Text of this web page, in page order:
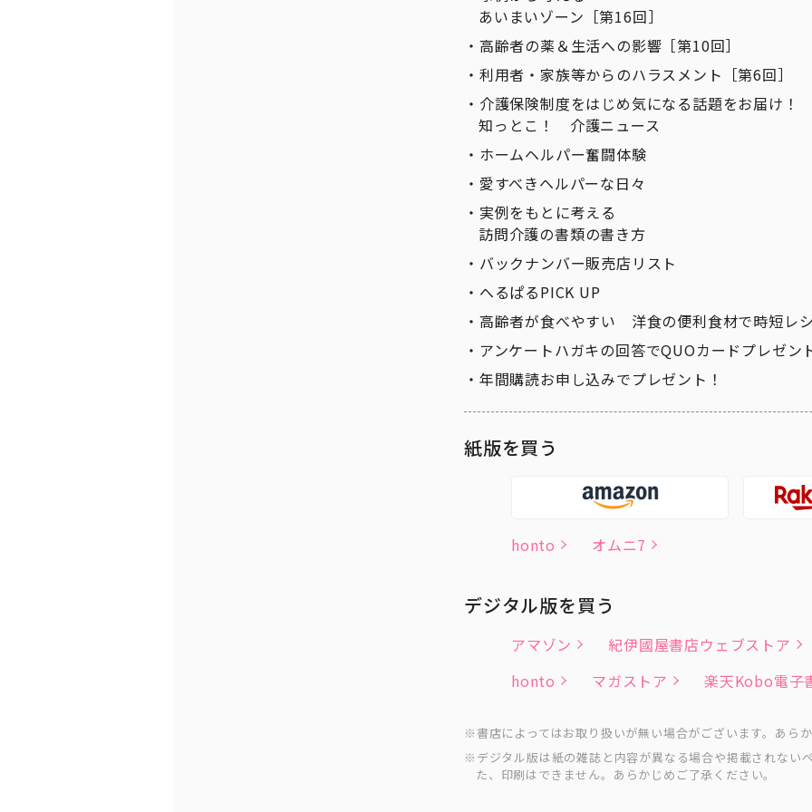
あいまいゾーン［第16回］
高齢者の薬＆生活への影響［第10回］
利用者・家族等からのハラスメント［第6回］
介護保険制度をはじめ気になる話題をお届け！
知っとこ！ 介護ニュース
ホームヘルパー奮闘体験
愛すべきヘルパーな日々
実例をもとに考える
訪問介護の書類の書き方
バックナンバー販売店リスト
へるぱるPICK UP
高齢者が食べやすい 洋食の便利食材で時短レ
アンケートハガキの回答でQUOカードプレゼン
年間購読お申し込みでプレゼント！
紙版を買う
honto オムニ7
デジタル版を買う
アマゾン 紀伊國屋書店ウェブストア
honto
マガストア 楽天Kobo電子
書店によってはお取り扱いが無い場合がございます。あら
デジタル版は紙の雑誌と内容が異なる場合や掲載されない
た、印刷はできません。あらかじめご了承ください。